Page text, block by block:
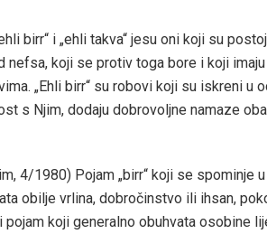
birr“ i „ehli takva“ jesu oni koji su
nefsa, koji se protiv toga bore i koji
„Ehli birr“ su robovi koji su iskreni u
s Njim, dodaju dobrovoljne namaze
4/1980) Pojam „birr“ koji se spominje
obilje vrlina, dobročinstvo ili ihsan,
koji generalno obuhvata osobine